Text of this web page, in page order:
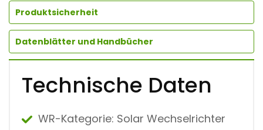
Produktsicherheit
Datenblätter und Handbücher
Technische Daten
WR-Kategorie: Solar Wechselrichter